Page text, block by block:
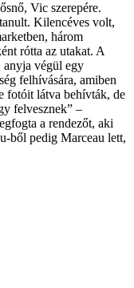
Vic szerepére.
Kilencéves volt,
három
rótta az utakat. A
anyja végül egy
felhívására, amiben
fotóit látva behívták, de
felvesznek” –
a rendezőt, aki
ből pedig Marceau lett,